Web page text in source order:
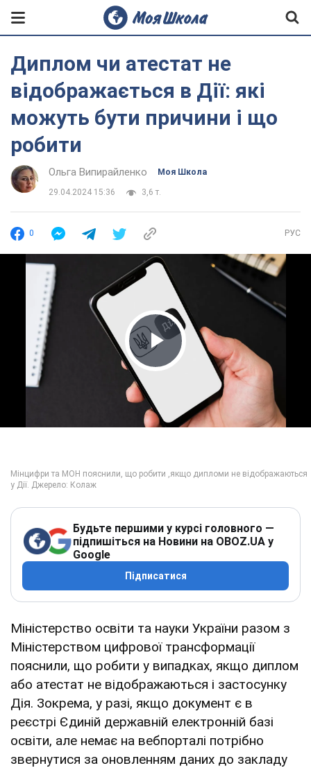
Диплом чи атестат не
відображається в Дії: які
можуть бути причини і що
робити
Ольга Випирайленко Моя Школа
29.04.2024 15:36 3,6 т.
0 РУС
Play Video
Будьте першими у курсі головного —
підпишіться на Новини на OBOZ.UA у
Google
Підписатися
Міністерство освіти та науки України разом з
Міністерством цифрової трансформації
пояснили, що робити у випадках, якщо диплом
або атестат не відображаються і застосунку
Дія. Зокрема, у разі, якщо документ є в
реєстрі Єдиній державній електронній базі
освіти, але немає на вебпорталі потрібно
звернутися за оновленням даних до закладу